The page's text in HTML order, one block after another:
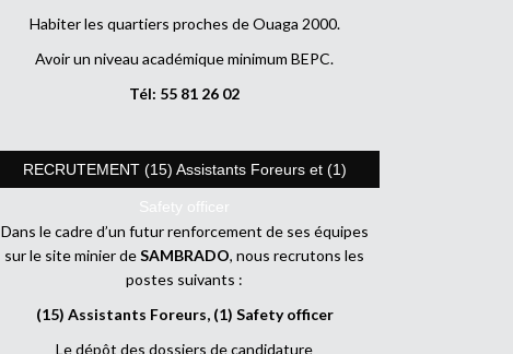
Habiter les quartiers proches de Ouaga 2000.
Avoir un niveau académique minimum BEPC.
Tél: 55 81 26 02
RECRUTEMENT (15) Assistants Foreurs et (1)
Safety officer
Dans le cadre d’un futur renforcement de ses équipes
sur le site minier deSAMBRADO, nous recrutons les
postes suivants :
(15) Assistants Foreurs, (1) Safety officer
Le dépôt des dossiers de candidature